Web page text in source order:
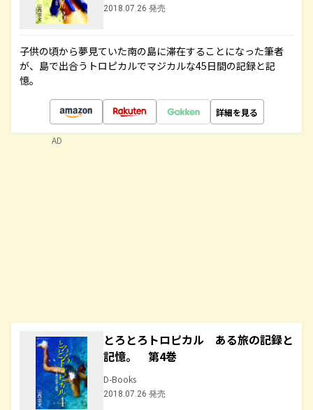
2018.07.26 発売
子供の頃から夢見ていた南の島に滞在することになった筆者
が、島で出合うトロピカルでマジカルな45日間の記録と記
憶。
詳細を見る
とろとろトロピカル ある旅の記録と
記憶。 第4巻
D-Books
2018.07.26 発売
AD